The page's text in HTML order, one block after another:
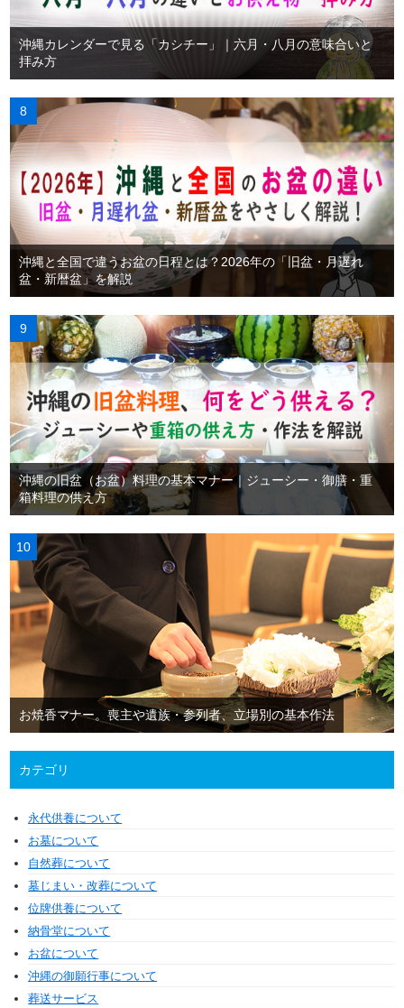
沖縄カレンダーで見る「カシチー」｜六月・八月の意味合いと
拝み方
沖縄と全国で違うお盆の日程とは？2026年の「旧盆・月遅れ
盆・新暦盆」を解説
沖縄の旧盆（お盆）料理の基本マナー｜ジューシー・御膳・重
箱料理の供え方
お焼香マナー。喪主や遺族・参列者、立場別の基本作法
カテゴリ
永代供養について
お墓について
自然葬について
墓じまい・改葬について
位牌供養について
納骨堂について
お盆について
沖縄の御願行事について
葬送サービス